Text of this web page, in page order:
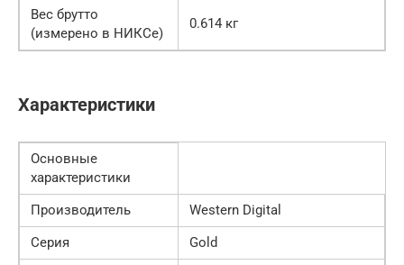
Вес брутто
(измерено в НИКСе)
0.614 кг
Характеристики
Основные
характеристики
Производитель
Western Digital
Серия
Gold